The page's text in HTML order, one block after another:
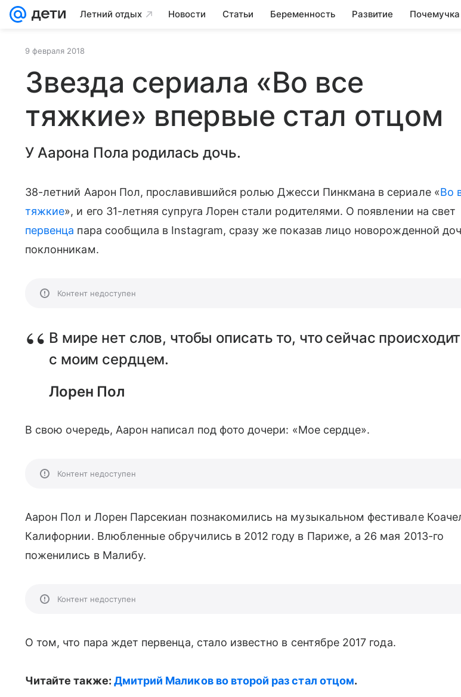
Летний отдых Новости Статьи Беременность Развитие Почемучка
9 февраля 2018
Звезда сериала «Во все
тяжкие» впервые стал отцом
У Аарона Пола родилась дочь.
38-летний Аарон Пол, прославившийся ролью Джесси Пинкмана в сериале «Во
тяжкие», и его 31-летняя супруга Лорен стали родителями. О появлении на свет
первенца пара сообщила в Instagram, сразу же показав лицо новорожденной
поклонникам.
Контент недоступен
В мире нет слов, чтобы описать то, что сейчас происходит
с моим сердцем.
Лорен Пол
В свою очередь, Аарон написал под фото дочери: «Мое сердце».
Контент недоступен
Аарон Пол и Лорен Парсекиан познакомились на музыкальном фестивале
Калифорнии. Влюбленные обручились в 2012 году в Париже, а 26 мая 2013-го
поженились в Малибу.
Контент недоступен
О том, что пара ждет первенца, стало известно в сентябре 2017 года.
Читайте также: Дмитрий Маликов во второй раз стал отцом.